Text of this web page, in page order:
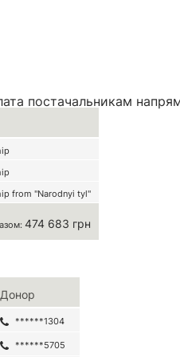
постачальникам
from "Narodnyi tyl"
474 683 грн
Донор
******1304
******5705